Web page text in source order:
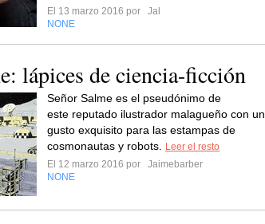
El 13 marzo 2016 por
Jal
NONE
lápices de ciencia-ficción
Señor Salme es el pseudónimo de
este reputado ilustrador malagueño con un
gusto exquisito para las estampas de
cosmonautas y robots.
Leer el resto
El 12 marzo 2016 por
Jaimebarber
NONE